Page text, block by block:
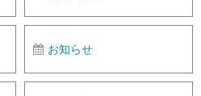
お知らせ